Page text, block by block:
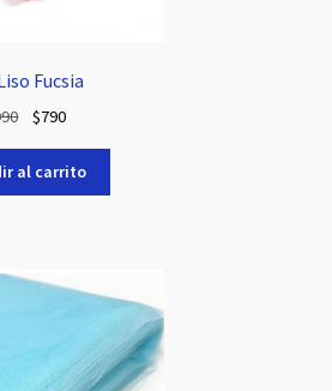
Fucsia
El
original
era:
$790El
actual
es:
al carrito